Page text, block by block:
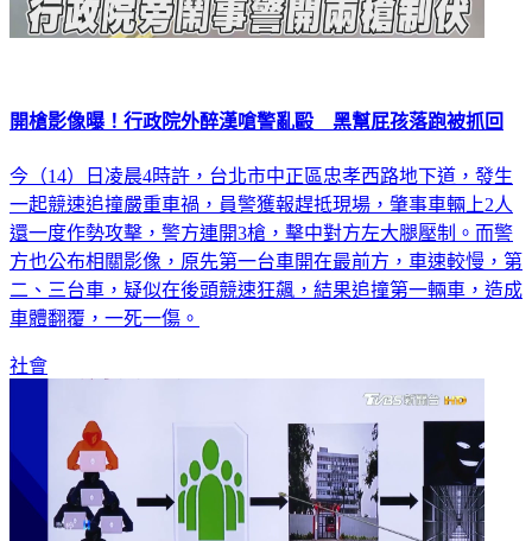
開槍影像曝！行政院外醉漢嗆警亂毆 黑幫屁孩落跑被抓回
今（14）日凌晨4時許，台北市中正區忠孝西路地下道，發生
一起競速追撞嚴重車禍，員警獲報趕抵現場，肇事車輛上2人
還一度作勢攻擊，警方連開3槍，擊中對方左大腿壓制。而警
方也公布相關影像，原先第一台車開在最前方，車速較慢，第
二、三台車，疑似在後頭競速狂飆，結果追撞第一輛車，造成
車體翻覆，一死一傷。
社會